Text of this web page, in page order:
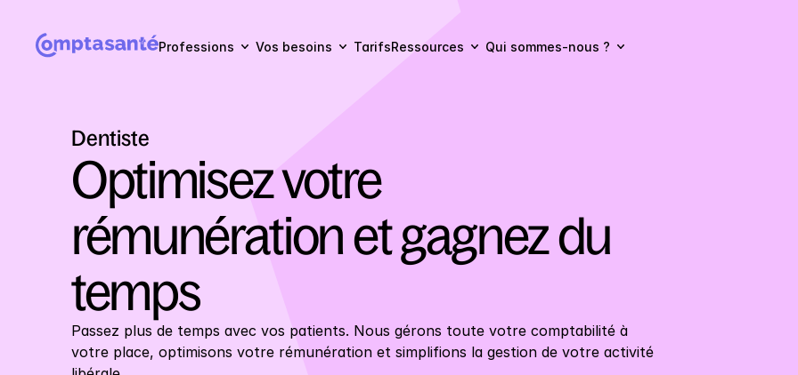
Professions Vos besoins TarifsRessources Qui sommes-nous ?
Dentiste
Optimisez votre
rémunération et gagnez du
temps
Passez plus de temps avec vos patients. Nous gérons toute votre comptabilité à
votre place, optimisons votre rémunération et simplifions la gestion de votre activité